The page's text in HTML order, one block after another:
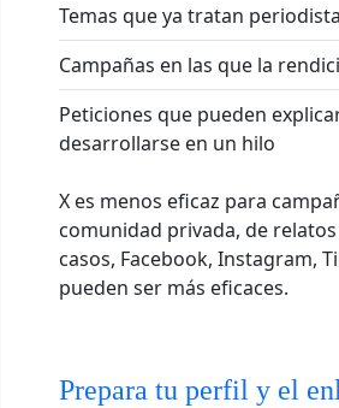
Temas que ya tratan
Campañas en las que la
Peticiones que pueden
desarrollarse en un hilo
X es menos eficaz para
comunidad privada, de
casos, Facebook, Instagram,
pueden ser más eficaces.
Prepara tu perfil y el